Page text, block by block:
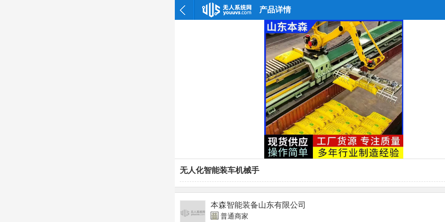
产品详情
无人化智能装车机械手
本森智能装备山东有限公司
普通商家